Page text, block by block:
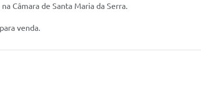
Câmara de Santa Maria da Serra.
venda.